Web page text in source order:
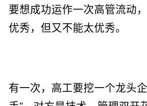
要想成功运作一次高管流动
优秀，但又不能太优秀。
有一次，高工要挖一个龙头